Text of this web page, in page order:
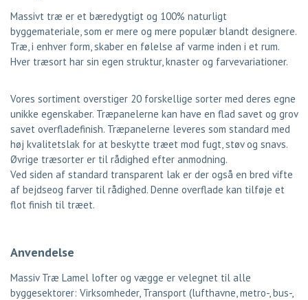
Massivt træ er et bæredygtigt og 100% naturligt
byggemateriale, som er mere og mere populær blandt designere.
Træ, i enhver form, skaber en følelse af varme inden i et rum.
Hver træsort har sin egen struktur, knaster og farvevariationer.
Vores sortiment overstiger 20 forskellige sorter med deres egne
unikke egenskaber. Træpanelerne kan have en flad savet og grov
savet overfladefinish. Træpanelerne leveres som standard med
høj kvalitetslak for at beskytte træet mod fugt, støv og snavs.
Øvrige træsorter er til rådighed efter anmodning.
Ved siden af standard transparent lak er der også en bred vifte
af bejdseog farver til rådighed. Denne overflade kan tilføje et
flot finish til træet.
Anvendelse
Massiv Træ Lamel lofter og vægge er velegnet til alle
byggesektorer: Virksomheder, Transport (lufthavne, metro-, bus-,